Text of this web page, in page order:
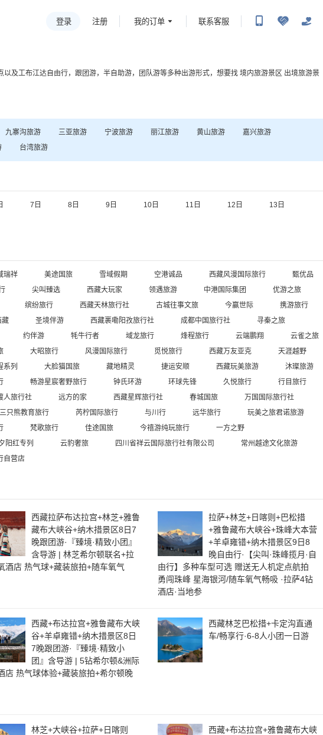
登录 注册 我的订单 联系客服
以及工布江达自由行，跟团游，半自助游，团队游等多种出游形式，想要找 境内旅游景区 出境旅游景
九寨沟旅游 三亚旅游 宁波旅游 丽江旅游 黄山旅游 嘉兴旅游
台湾旅游
7日 8日 9日 10日 11日 12日
13日
瑞祥 美途国旅 雪域假期 空港诚品 西藏风漫国际旅行
甄优品
尖叫臻选 西藏大玩家 领遇旅游 中港国际集团
优游之旅
缤纷旅行 西藏天林旅行社 古城往事文旅 今赢世际
携游旅行
藏 圣境伴游 西藏裹嘞阳孜旅行社 成都中国旅行社
寻秦之旅
约伴游 牦牛行者 域龙旅行 烽程旅行 云端鹏翔
云雀之旅
大昭旅行 风漫国际旅行 觅悦旅行 西藏万友亚克
天涯越野
系列 大脸猫国旅 藏地精灵 捷运安顺 西藏玩美旅游
沐璨旅游
畅游星宸奢野旅行 钟氏环游 环球先锋 久悦旅行
行目旅行
人旅行社 远方的家 西藏星辉旅行社 春城国旅
万国国际旅行社
三只熊教育旅行 芮柠国际旅行 与川行 远华旅行
玩美之旅君诺旅游
梵歌旅行 佳途国旅 今禧游纯玩旅行
一方之野
阳红专列 云豹奢旅 四川省祥云国际旅行社有限公司
常州越途文化旅游
自营店
西藏拉萨布达拉宫+林芝+雅鲁
藏布大峡谷+纳木措景区8日7
晚跟团游·『臻境·精致小团』
含导游 | 林芝希尔顿联名+拉
酒店 热气球+藏装旅拍+随车氧气
拉萨+林芝+日喀则+巴松措
+雅鲁藏布大峡谷+珠峰大本营
+羊卓雍错+纳木措景区9日8
晚自由行·【尖叫·珠峰揽月·自
由行】多种车型可选 赠送无人机定点航拍
勇闯珠峰 星海银河/随车氧气畅吸 ·拉萨4钻
酒店·当地参
西藏+布达拉宫+雅鲁藏布大峡
谷+羊卓雍错+纳木措景区8日
7晚跟团游·『臻境·精致小
团』含导游 | 5钻希尔顿&洲际
店 热气球体验+藏装旅拍+希尔顿晚
西藏林芝巴松措+卡定沟直通
车/畅享行·6-8人小团一日游
林芝+大峡谷+拉萨+日喀则
西藏+布达拉宫+雅鲁藏布大峡